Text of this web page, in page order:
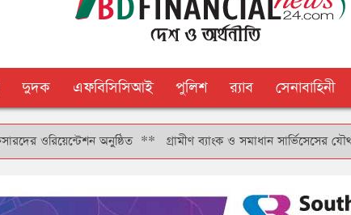
দুদক এফবিসিসিআই পুলিশ র‍্যাব সেনাবাহিনী
অনুষ্ঠিত**গ্রামীণ ব্যাংক ও সমাধান সার্ভিসেসের যৌথ যাত্রা,